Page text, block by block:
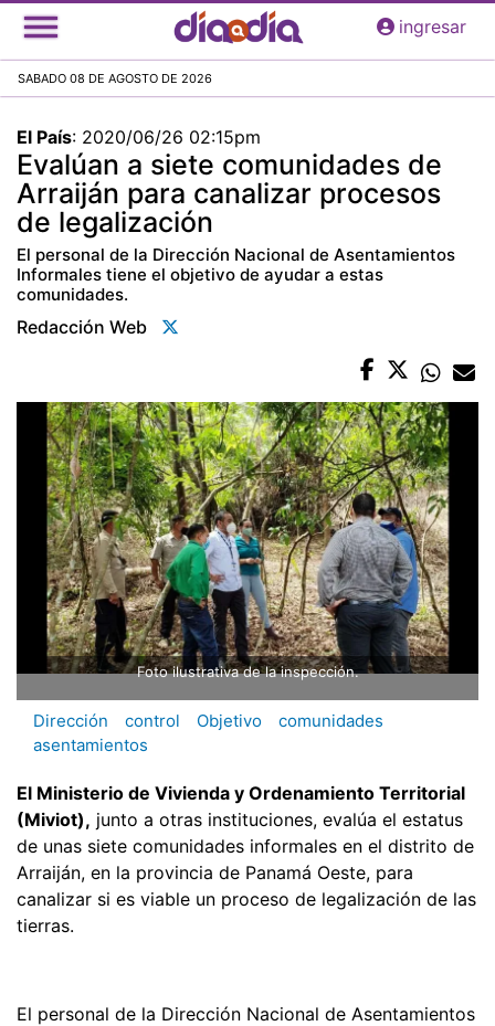
Pasar
al
principal
ingresar
SABADO 08 DE AGOSTO DE 2026
El País: 2020/06/26 02:15pm
Evalúan a siete comunidades de
Arraiján para canalizar procesos
de legalización
El personal de la Dirección Nacional de Asentamientos
Informales tiene el objetivo de ayudar a estas
comunidades.
Redacción Web
Foto ilustrativa de la inspección.
Dirección control Objetivo
comunidades
asentamientos
El Ministerio de Vivienda y Ordenamiento Territorial
(Miviot), junto a otras instituciones, evalúa el estatus
de unas siete comunidades informales en el distrito de
Arraiján, en la provincia de Panamá Oeste, para
canalizar si es viable un proceso de legalización de las
tierras.
El personal de la Dirección Nacional de Asentamientos